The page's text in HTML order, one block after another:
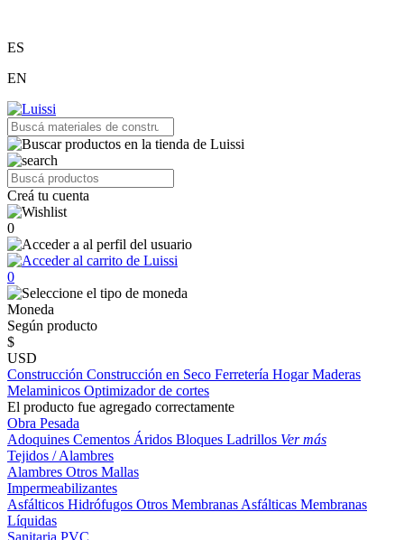
ES
EN
Creá tu cuenta
0
0
Moneda
Según producto
$
USD
Construcción Construcción en Seco Ferretería HogarMaderas
Melaminicos Optimizador de cortes
El producto fue agregado correctamente
Obra Pesada
Adoquines Cementos Áridos Bloques Ladrillos Ver más
Tejidos / Alambres
Alambres Otros Mallas
Impermeabilizantes
Asfálticos Hidrófugos Otros Membranas Asfálticas Membranas
Líquidas
Sanitaria PVC